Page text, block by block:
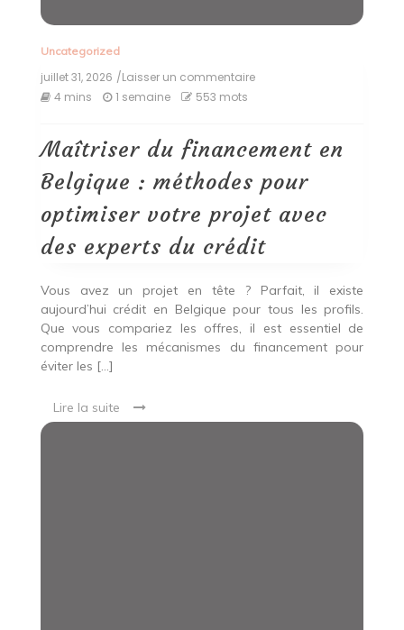
Uncategorized
juillet 31, 2026 /Laisser un commentaireon
Belgique
méthodes
pour
optimiser
votre
projet
des
experts
crédit
4 mins 1 semaine 553 mots
Maîtriser du financement en
Belgique : méthodes pour
optimiser votre projet avec
des experts du crédit
Vous avez un projet en tête ? Parfait, il existe
aujourd’hui crédit en Belgique pour tous les profils.
Que vous compariez les offres, il est essentiel de
comprendre les mécanismes du financement pour
éviter les […]
Lire la suite